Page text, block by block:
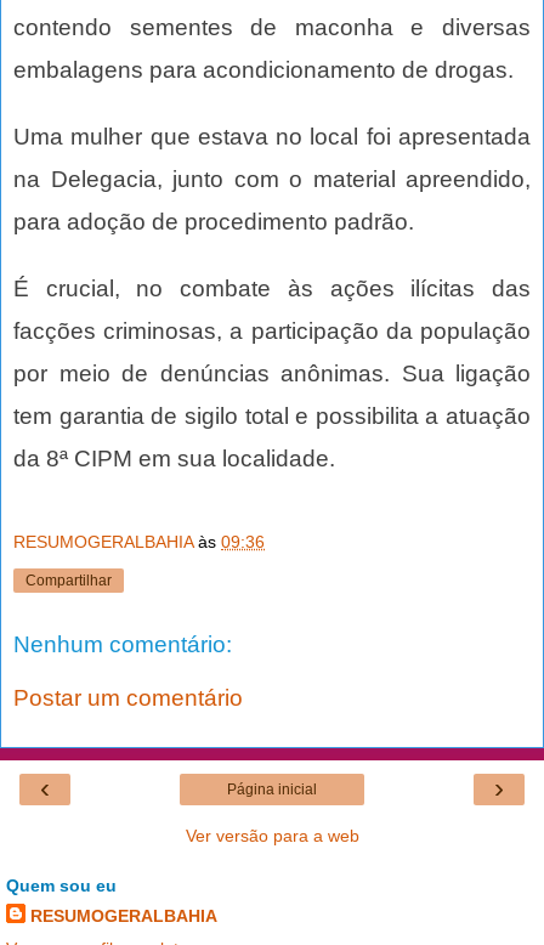
contendo sementes de maconha e diversas
embalagens para acondicionamento de drogas.
Uma mulher que estava no local foi apresentada
na Delegacia, junto com o material apreendido,
para adoção de procedimento padrão.
É crucial, no combate às ações ilícitas das
facções criminosas, a participação da população
por meio de denúncias anônimas. Sua ligação
tem garantia de sigilo total e possibilita a atuação
da 8ª CIPM em sua localidade.
RESUMOGERALBAHIA às 09:36
Compartilhar
Nenhum comentário:
Postar um comentário
‹ ›
Página inicial
Ver versão para a web
Quem sou eu
RESUMOGERALBAHIA